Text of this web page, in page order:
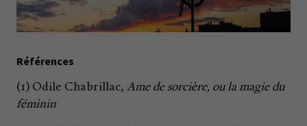
Références
(1) Odile Chabrillac, Ame de sorcière, ou la magie du
féminin